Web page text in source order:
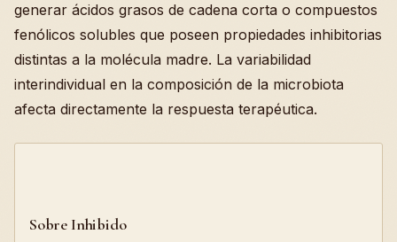
generar ácidos grasos de cadena corta o compuestos
fenólicos solubles que poseen propiedades inhibitorias
distintas a la molécula madre. La variabilidad
interindividual en la composición de la microbiota
afecta directamente la respuesta terapéutica.
Sobre Inhibido